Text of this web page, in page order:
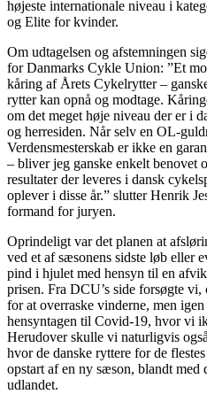
højeste internationale niveau i
og Elite for kvinder.
Om udtagelsen og afstemningen
for Danmarks Cykle Union: ”Et
kåring af Årets Cykelrytter –
rytter kan opnå og modtage.
om det meget høje niveau der er i
og herresiden. Når selv en OL-
Verdensmesterskab er ikke en
– bliver jeg ganske enkelt benovet
resultater der leveres i dansk
oplever i disse år.” slutter Henrik
formand for juryen.
Oprindeligt var det planen at
ved et af sæsonens sidste løb eller
pind i hjulet med hensyn til en
prisen. Fra DCU’s side forsøgte
for at overraske vinderne, men
hensyntagen til Covid-19, hvor vi
Herudover skulle vi naturligvis
hvor de danske ryttere for de
opstart af en ny sæson, blandt med
udlandet.